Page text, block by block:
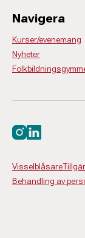
Navigera
Kurser/evenemang
Nyheter
Visselblåsare
Behandling av
Besök oss på
Besök oss på